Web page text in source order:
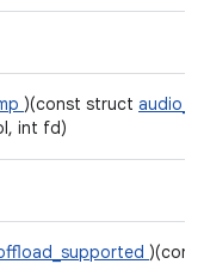
)(const struct
int fd)